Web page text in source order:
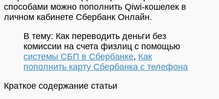
способами можно пополнить Qiwi-кошелек в
личном кабинете Сбербанк Онлайн.
В тему: Как переводить деньги без
комиссии на счета физлиц с помощью
системы СБП в Сбербанке, Как
пополнить карту Сбербанка с телефона
Краткое содержание статьи